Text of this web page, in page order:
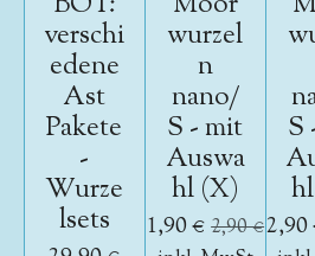
verschi
edene
Ast
Pakete
-
Wurze
lsets
wurzel
n
nano/
S - mit
Auswa
hl (X)
1,90 € 2,90 €
S
2,90